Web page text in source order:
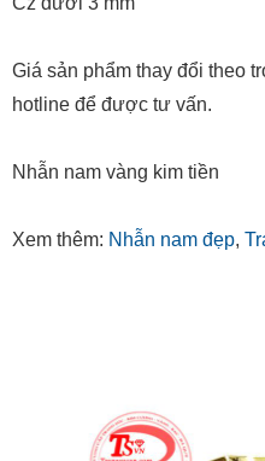
Giá sản phẩm thay đổi theo
hotline để được tư vấn.
Nhẫn nam vàng kim tiền
Xem thêm: Nhẫn nam đẹp,